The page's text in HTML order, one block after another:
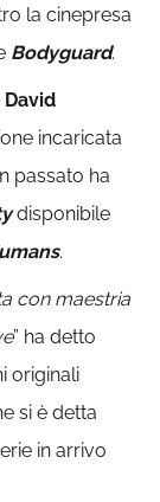
la cinepresa
Bodyguard.
David
incaricata
passato ha
disponibile
.
con maestria
” ha detto
originali
si è detta
in arrivo